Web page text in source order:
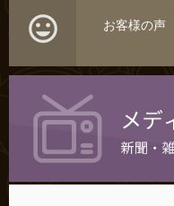
 お客様の声